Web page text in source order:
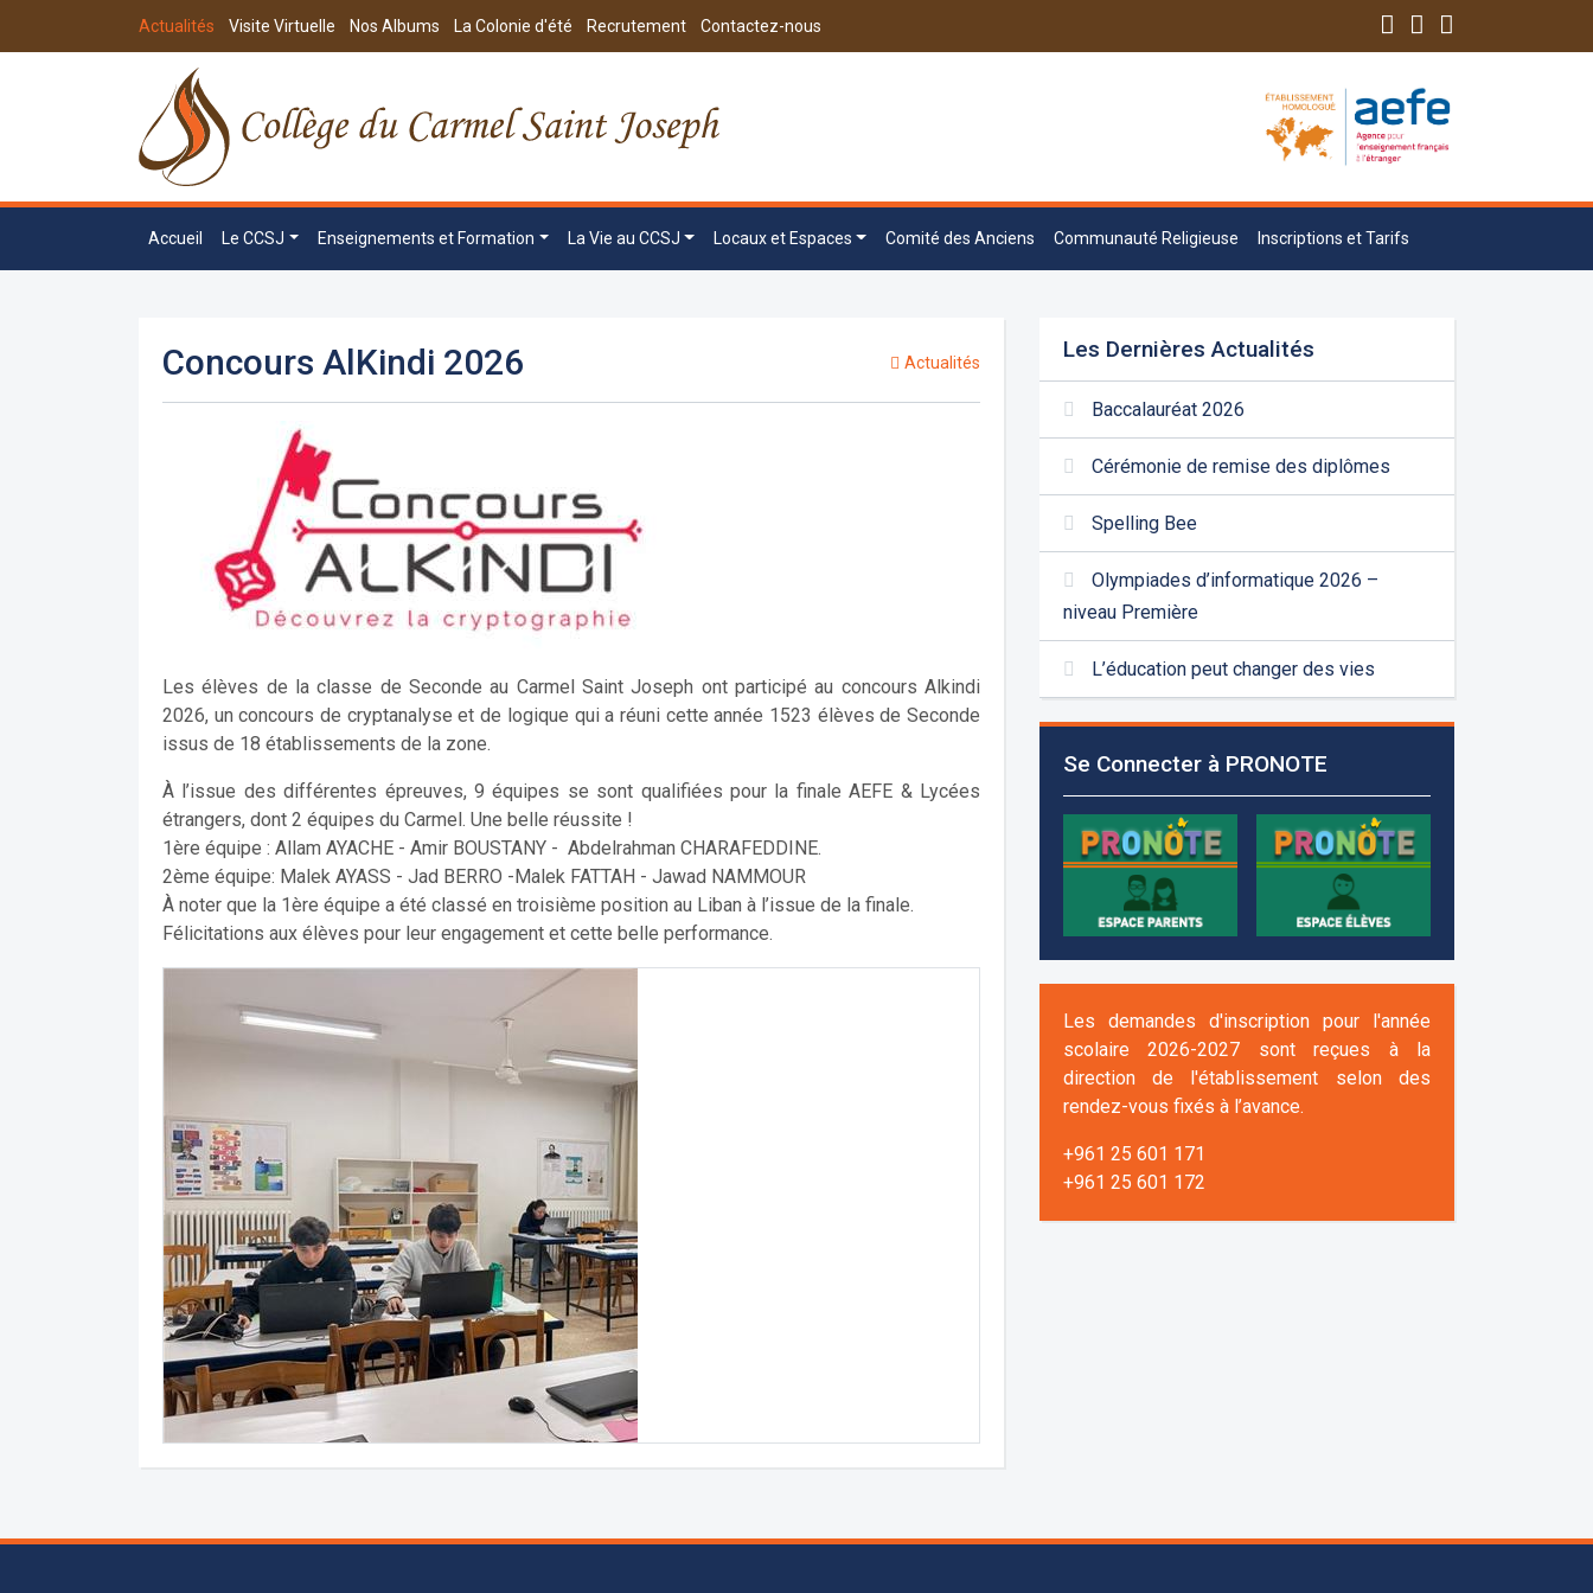
Actualités Visite Virtuelle Nos Albums La Colonie d'été Recrutement Contactez-nous
Accueil Le CCSJ Enseignements et Formation La Vie au CCSJ Locaux et Espaces Comité des Anciens Communauté Religieuse Inscriptions et Tarifs
Concours AlKindi 2026 Actualités
Les élèves de la classe de Seconde au Carmel Saint Joseph ont participé au concours Alkindi
2026, un concours de cryptanalyse et de logique qui a réuni cette année 1523 élèves de Seconde
issus de 18 établissements de la zone.
À l’issue des différentes épreuves, 9 équipes se sont qualifiées pour la finale AEFE & Lycées
étrangers, dont 2 équipes du Carmel. Une belle réussite !
1ère équipe : Allam AYACHE - Amir BOUSTANY - Abdelrahman CHARAFEDDINE.
2ème équipe: Malek AYASS - Jad BERRO -Malek FATTAH - Jawad NAMMOUR
À noter que la 1ère équipe a été classé en troisième position au Liban à l’issue de la finale.
Félicitations aux élèves pour leur engagement et cette belle performance.
Les Dernières Actualités
Baccalauréat 2026
Cérémonie de remise des diplômes
Spelling Bee
Olympiades d’informatique 2026 –
niveau Première
L’éducation peut changer des vies
Se Connecter à PRONOTE
Les demandes d'inscription pour l'année
scolaire 2026-2027 sont reçues à la
direction de l'établissement selon des
rendez-vous fixés à l’avance.
+961 25 601 171
+961 25 601 172